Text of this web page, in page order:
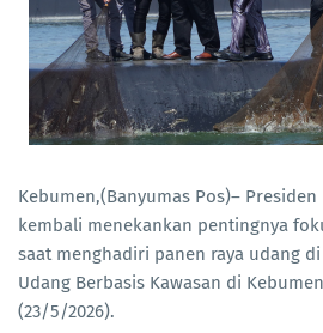
Kebumen,(Banyumas Pos)–
kembali menekankan pentingnya
saat menghadiri panen raya udang
Udang Berbasis Kawasan di
(23/5/2026).